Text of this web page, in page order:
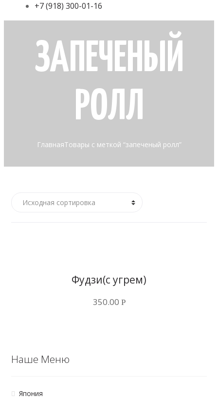
+7 (918) 300-01-16
ЗАПЕЧЕНЫЙ
РОЛЛ
ГлавнаяТовары с меткой “запеченый ролл”
Фудзи(с угрем)
350.00 Р
Наше Меню
Япония